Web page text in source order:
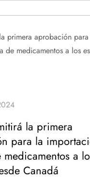
la primera
para la
medicamentos a
Canadá